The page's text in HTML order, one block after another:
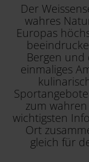
Der
wahres
Europas
Bergen
einmaliges
zum
wichtigsten
Ort
gleich für